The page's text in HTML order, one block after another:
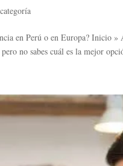
en Perú o en Europa? Inicio
no sabes cuál es la mejor